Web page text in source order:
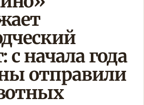
с начала года
отправили